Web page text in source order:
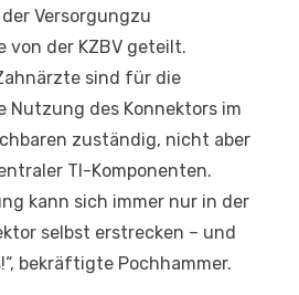
Versorgungzu
von der KZBV geteilt.
sind für die
Nutzung des Konnektors im
zuständig, nicht aber
TI-Komponenten.
kann sich immer nur in der
selbst erstrecken – und
bekräftigte Pochhammer.